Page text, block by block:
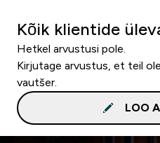
Kõik klientide
Hetkel arvustusi pole.
Kirjutage arvustus, et teil
vautšer.
LOO